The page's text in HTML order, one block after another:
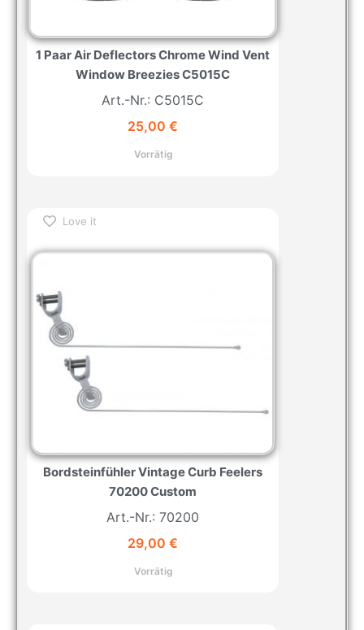
1 Paar Air Deflectors Chrome Wind Vent
Window Breezies C5015C
Art.-Nr.: C5015C
25,00 €
Vorrätig
Love it
Bordsteinfühler Vintage Curb Feelers
70200 Custom
Art.-Nr.: 70200
29,00 €
Vorrätig